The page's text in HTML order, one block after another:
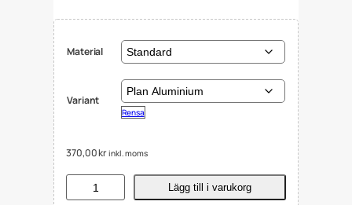
Material
Variant
Rensa
370,00krinkl. moms
S
Lägg till i varukorg